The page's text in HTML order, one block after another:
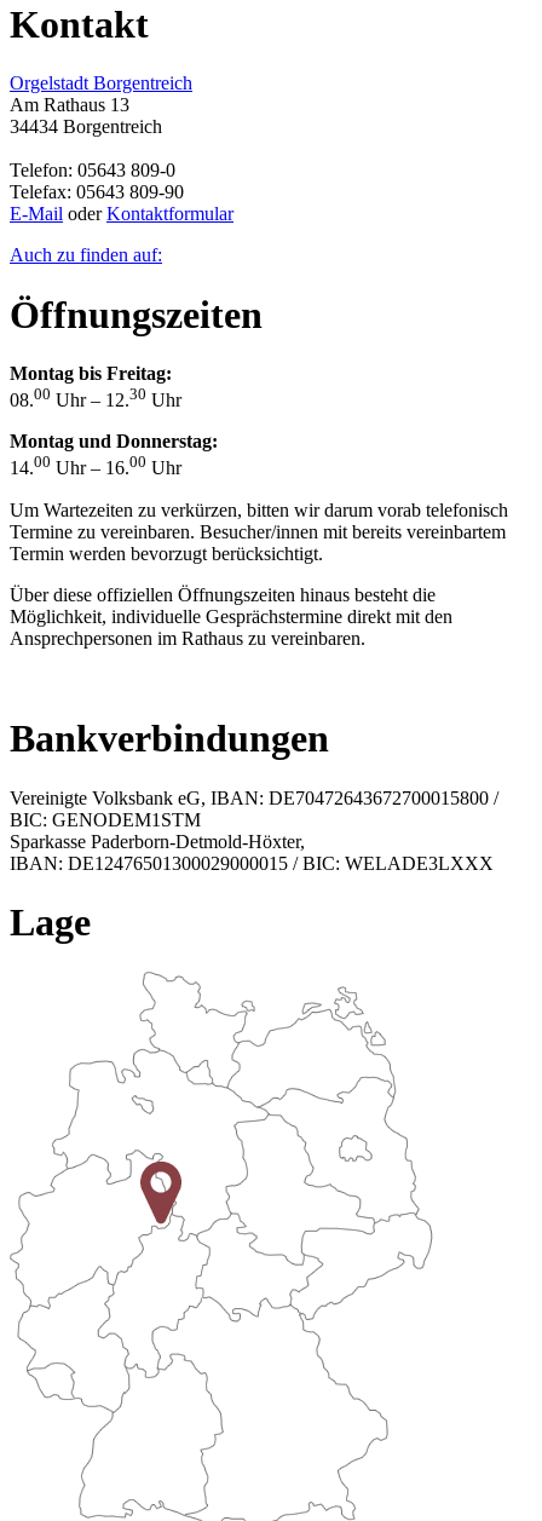
Kontakt
Orgelstadt Borgentreich
Am Rathaus 13
34434 Borgentreich
Telefon: 05643 809-0
Telefax: 05643 809-90
E-Mail oderKontaktformular
Auch zu finden auf:
Öffnungszeiten
Montag bis Freitag:
08.00 Uhr – 12.30 Uhr
Montag und Donnerstag:
14.00 Uhr – 16.00 Uhr
Um Wartezeiten zu verkürzen, bitten wir darum vorab telefonisch
Termine zu vereinbaren. Besucher/innen mit bereits vereinbartem
Termin werden bevorzugt berücksichtigt.
Über diese offiziellen Öffnungszeiten hinaus besteht die
Möglichkeit, individuelle Gesprächstermine direkt mit den
Ansprechpersonen im Rathaus zu vereinbaren.
Bankverbindungen
Vereinigte Volksbank eG, IBAN: DE70472643672700015800 /
BIC: GENODEM1STM
Sparkasse Paderborn-Detmold-Höxter,
IBAN: DE12476501300029000015 / BIC: WELADE3LXXX
Lage